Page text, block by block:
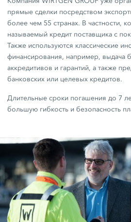
прямые сделки посредством
более чем 55 странах. В частности,
называемый кредит поставщика с
Также используются классические
финансирования, например, выдача
аккредитивов и гарантий, а также
банковских или целевых кредитов.
Длительные сроки погашения до 7
большую гибкость и безопасность